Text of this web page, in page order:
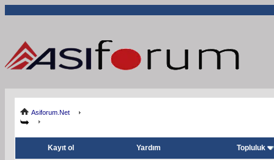
Asiforum.Net
Kayıt ol Yardım Topluluk